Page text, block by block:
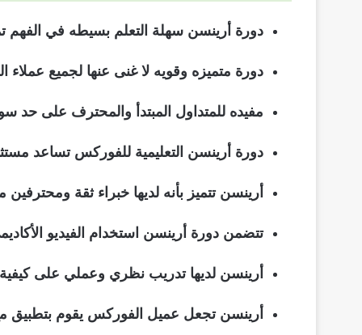
دورة أرينسن سهلة التعلم بسيطه في الفهم
دورة متميزه وقويه لا غنى عنها لجميع عملاء
مفيده للمتداول المبتدأ والمحترف على حد
دورة أرينسن التعليمية للفوركس تساعد
أرينسن تتميز بأنه لديها خبراء ثقة
تتضمن دورة أرينسن استخدام الفيديو
أرينسن لديها تدريب نظري وعملي على كيفية
أرينسن تجعل عميل الفوركس يقوم بتطبيق